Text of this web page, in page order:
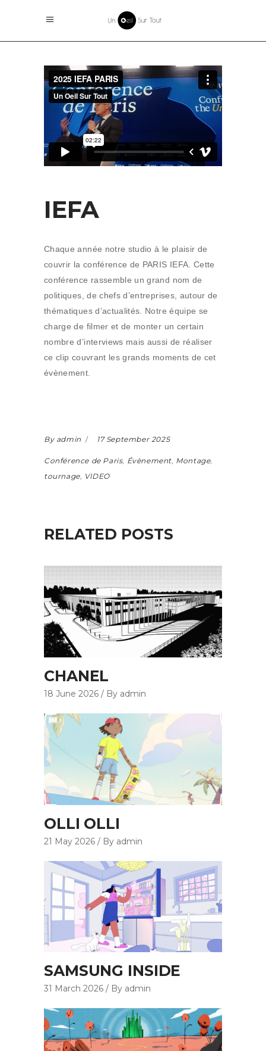
IEFA
Chaque année notre studio à le plaisir de
couvrir la conférence de PARIS IEFA. Cette
conférence rassemble un grand nom de
politiques, de chefs d’entreprises, autour de
thématiques d’actualités. Notre équipe se
charge de filmer et de monter un certain
nombre d’interviews mais aussi de réaliser
ce clip couvrant les grands moments de cet
évènement.
By admin 17 September 2025
Conférence de Paris, Évènement Montage,
tournage, VIDEO
RELATED POSTS
CHANEL
18 June 2026 By admin
OLLI OLLI
21 May 2026 By admin
SAMSUNG INSIDE
31 March 2026 By admin